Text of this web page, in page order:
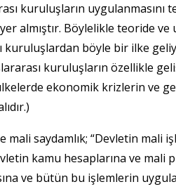
kuruluşların uygulanmasını
almıştır. Böylelikle teoride
kuruluşlardan böyle bir ilke
kuruluşların özellikle
ekonomik krizlerin ve
mali saydamlık; “Devletin mali
kamu hesaplarına ve mali
ve bütün bu işlemlerin